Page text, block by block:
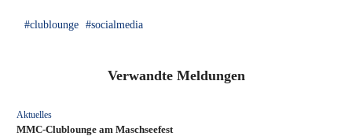
clublounge socialmedia
Verwandte Meldungen
Aktuelles
MMC‑Clublounge am Maschseefest